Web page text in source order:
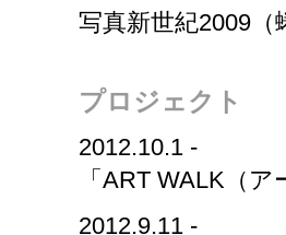
写真新世紀2009（
プロジェクト
2012.10.1 -
「ART WALK（
2012.9.11 -